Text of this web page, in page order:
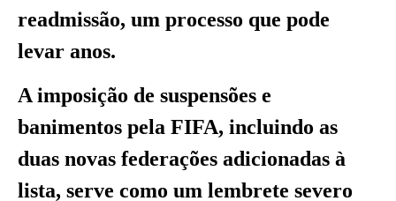
readmissão, um processo que pode
levar anos.
A imposição de suspensões e
banimentos pela FIFA, incluindo as
duas novas federações adicionadas à
lista, serve como um lembrete severo